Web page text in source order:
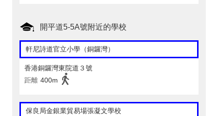
開平道5-5A號附近的學校
軒尼詩道官立小學（銅鑼灣）
香港銅鑼灣東院道３號
距離 400m
保良局金銀業貿易場張凝文學校